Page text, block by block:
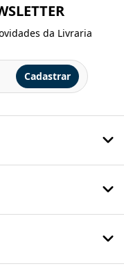
da Livraria
Cadastrar